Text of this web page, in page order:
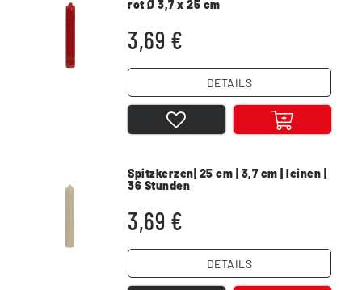
rot Ø 3,7 x 25 cm
3,69 €
DETAILS
Spitzkerzen| 25 cm | 3,7 cm | leinen |
36 Stunden
3,69 €
DETAILS